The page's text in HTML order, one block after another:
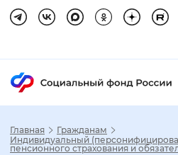
Главная
Гражданам
Индивидуальный
пенсионного страхования и